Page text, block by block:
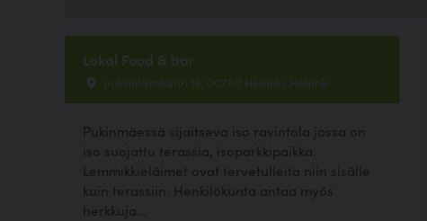
Lokal Food & bar
pukinmäenkaari 18, 00780 Helsinki, Helsinki
Pukinmäessä sijaitseva iso ravintola jossa on
iso suojattu terassia, isoparkkipaikka.
Lemmikkieläimet ovat tervetulleita niin sisälle
kuin terassiin. Henkilökunta antaa myös
herkkuja...